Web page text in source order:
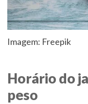
Imagem: Freepik
Horário do
peso